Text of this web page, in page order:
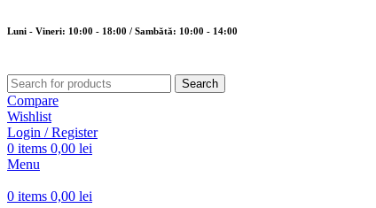
Luni - Vineri: 10:00 - 18:00 / Sambătă: 10:00 - 14:00
Search
Compare
Wishlist
Login / Register
0 items 0,00 lei
Menu
0 items 0,00 lei